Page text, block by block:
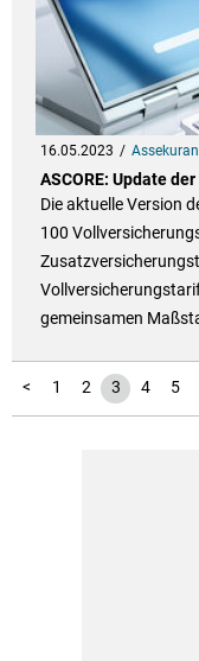
16.05.2023
ASCORE: Update
Die aktuelle Version
100
gemeinsamen
< 1 2 3 4 5